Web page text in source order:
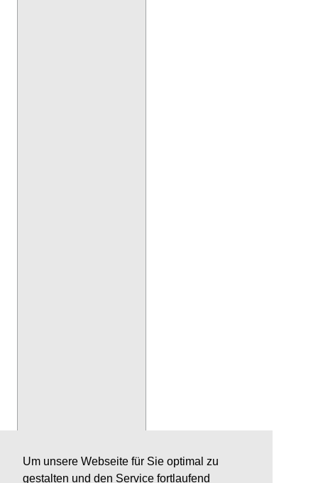
Um unsere Webseite für Sie optimal zu
gestalten und den Service fortlaufend